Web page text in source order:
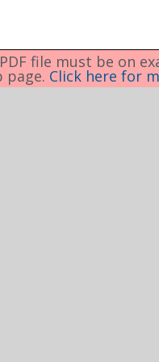
file must be on
page. Click here for